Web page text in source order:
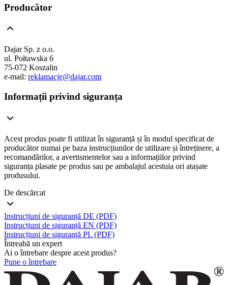
Producător
Dajar Sp. z o.o.
ul. Połtawska 6
75-072 Koszalin
e-mail: reklamacje@dajar.com
Informații privind siguranța
Acest produs poate fi utilizat în siguranță și în modul specificat de
producător numai pe baza instrucțiunilor de utilizare și întreținere, a
recomandărilor, a avertismentelor sau a informațiilor privind
siguranța plasate pe produs sau pe ambalajul acestuia ori atașate
produsului.
De descărcat
Instrucțiuni de siguranță DE (PDF)
Instrucțiuni de siguranță EN (PDF)
Instrucțiuni de siguranță PL (PDF)
Întreabă un expert
Ai o întrebare despre acest produs?
Pune o întrebare